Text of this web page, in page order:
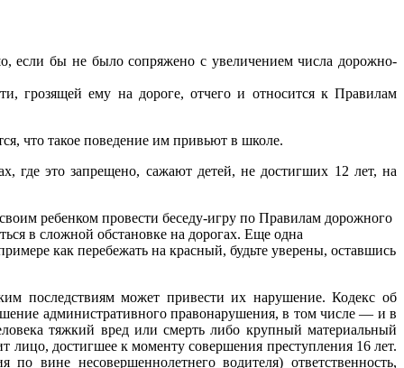
если бы не было сопряжено с увеличением числа дорожно-
грозящей ему на дороге, отчего и относится к Правилам
что такое поведение им привьют в школе.
где это запрещено, сажают детей, не достигших 12 лет, на
ребенком провести беседу-игру по Правилам дорожного
в сложной обстановке на дорогах. Еще одна
как перебежать на красный, будьте уверены, оставшись
последствиям может привести их нарушение. Кодекс об
административного правонарушения, в том числе — и в
тяжкий вред или смерть либо крупный материальный
лицо, достигшее к моменту совершения преступления 16 лет.
вине несовершеннолетнего водителя) ответственность,